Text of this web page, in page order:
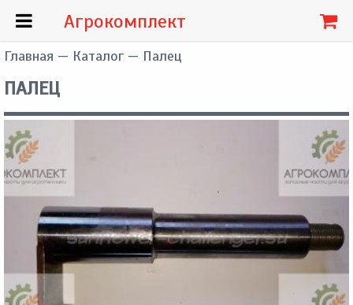
Главная — Каталог — Палец
ПАЛЕЦ
Агрокомплект